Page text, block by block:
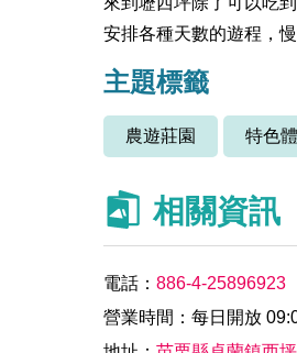
安排各種天數的遊程，
主題標籤
農遊莊園 特色
相關資訊
電話：886-4-25896923
營業時間：每日開放